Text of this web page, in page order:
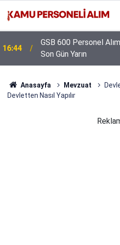
16:44
GSB 600 Personel
Son Gün Yarın
Anasayfa Mevzuat
Devletten Nasıl Yapılır